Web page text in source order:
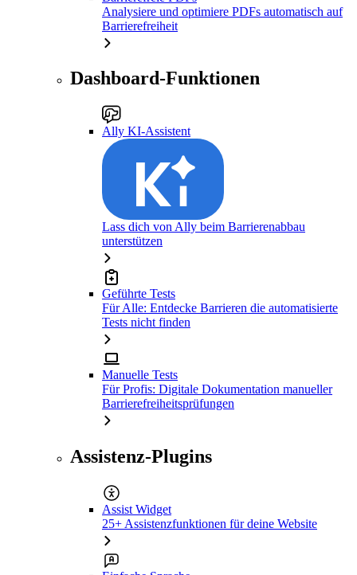
Analysiere und optimiere PDFs automatisch auf
Barrierefreiheit
Dashboard-Funktionen
Ally KI-Assistent
Lass dich von Ally beim Barrierenabbau
unterstützen
Geführte Tests
Für Alle: Entdecke Barrieren die automatisierte
Tests nicht finden
Manuelle Tests
Für Profis: Digitale Dokumentation manueller
Barrierefreiheitsprüfungen
Assistenz-Plugins
Assist Widget
25+ Assistenzfunktionen für deine Website